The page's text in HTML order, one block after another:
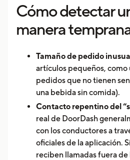
Cómo detectar
manera
Tamaño de pedido
artículos pequeños, como
pedidos que no tienen
una bebida sin comida).
Contacto repentino del
real de DoorDash
con los conductores a
oficiales de la aplicación.
reciben llamadas fuera de